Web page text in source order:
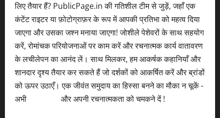
लिए तैयार हैं? PublicPage.in की गतिशील टीम से जुड़ें, जहाँ एक
कंटेंट राइटर या फ़ोटोग्राफ़र के रूप में आपकी प्रतिभा को महत्व दिया
जाएगा और उसका जश्न मनाया जाएगा! जोशीले पेशेवरों के साथ सहयोग
करें, रोमांचक परियोजनाओं पर काम करें और रचनात्मक कार्य वातावरण
के लचीलेपन का आनंद लें। साथ मिलकर, हम आकर्षक कहानियाँ और
शानदार दृश्य तैयार कर सकते हैं जो दर्शकों को आकर्षित करें और ब्रांडों
को ऊपर उठाएँ। एक जीवंत समुदाय का हिस्सा बनने का मौका न चूकें -
अभी
और अपनी रचनात्मकता को चमकने दें !